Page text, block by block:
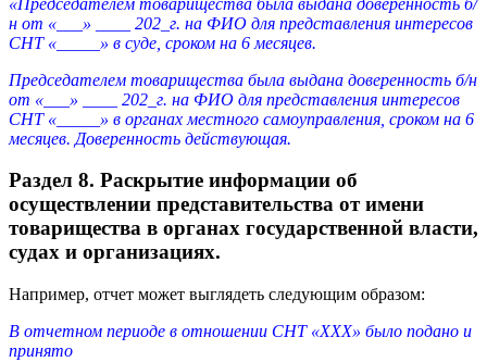
н от «___» ____ 202_г. на ФИО для представления интересов
СНТ «_____» в суде, сроком на 6 месяцев.
Председателем товарищества была выдана доверенность б/н
от «___» ____ 202_г. на ФИО для представления интересов
СНТ «_____» в органах местного самоуправления, сроком на 6
месяцев. Доверенность действующая.
Раздел 8. Раскрытие информации об
осуществлении представительства от имени
товарищества в органах государственной власти,
судах и организациях.
Например, отчет может выглядеть следующим образом:
В отчетном периоде в отношении СНТ «ХХХ» было подано и
принято